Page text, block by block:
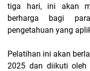
tiga hari, ini akan
berharga bagi
pengetahuan yang
Pelatihan ini akan
2025 dan diikuti oleh